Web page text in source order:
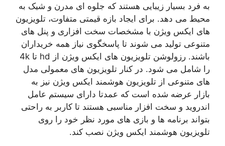
به فرد بسیار زیبایی هستند که جلوه ای مدرن و شیک به
محیط می دهد. برای ایجاد بازه قیمتی متفاوت، تلویزیون
های ایکس ویژن با مشخصات سخت افزاری و پنل های
متنوعی تولید می شوند تا پاسخگوی نیاز همه خریداران
باشند. رزولوشن تلویزیون های ایکس ویژن از hd تا 4k
را شامل می شود. در کنار تلویزیون های معمولی مدل
های متنوعی از تلویزیون هوشمند ایکس ویژن نیز به
بازار عرضه شده است که عمدتا دارای سیستم عامل
اندروید و سخت افزار مناسبی هستند تا کاربر به راحتی
بتواند برنامه ها و بازی های مورد نظر خود را روی
تلویزیون هوشمند ایکس ویژن نصب کند.